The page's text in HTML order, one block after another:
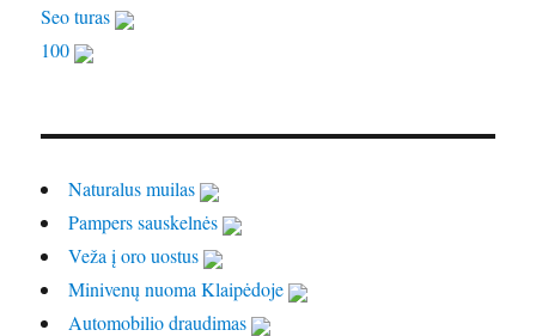
Seo turas
100
Naturalus muilas
Pampers sauskelnės
Veža į oro uostus
Minivenų nuoma Klaipėdoje
Automobilio draudimas